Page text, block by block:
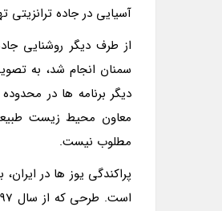
آسیایی در جاده
سمنان انجام شد، به
دیگر برنامه ها در
معاون محیط زیست
مطلوب نیست.
پراکندگی یوز ها در